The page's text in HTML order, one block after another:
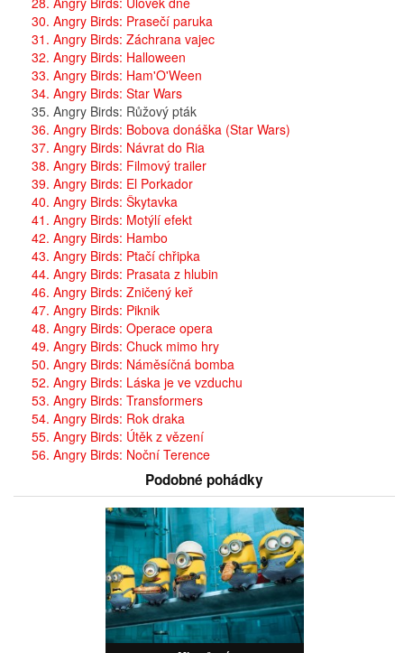
30. Angry Birds: Prasečí paruka
31. Angry Birds: Záchrana vajec
32. Angry Birds: Halloween
33. Angry Birds: Ham'O'Ween
34. Angry Birds: Star Wars
35. Angry Birds: Růžový pták
36. Angry Birds: Bobova donáška (Star Wars)
37. Angry Birds: Návrat do Ria
38. Angry Birds: Filmový trailer
39. Angry Birds: El Porkador
40. Angry Birds: Škytavka
41. Angry Birds: Motýlí efekt
42. Angry Birds: Hambo
43. Angry Birds: Ptačí chřipka
44. Angry Birds: Prasata z hlubin
46. Angry Birds: Zničený keř
47. Angry Birds: Piknik
48. Angry Birds: Operace opera
49. Angry Birds: Chuck mimo hry
50. Angry Birds: Náměsíčná bomba
52. Angry Birds: Láska je ve vzduchu
53. Angry Birds: Transformers
54. Angry Birds: Rok draka
55. Angry Birds: Útěk z vězení
56. Angry Birds: Noční Terence
Podobné pohádky